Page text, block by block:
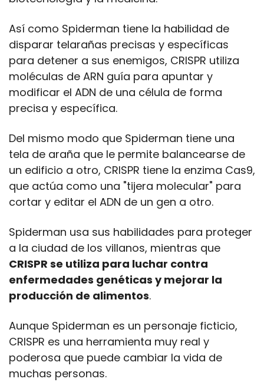
Así como Spiderman tiene la habilidad de
disparar telarañas precisas y específicas
para detener a sus enemigos, CRISPR utiliza
moléculas de ARN guía para apuntar y
modificar el ADN de una célula de forma
precisa y específica.
Del mismo modo que Spiderman tiene una
tela de araña que le permite balancearse de
un edificio a otro, CRISPR tiene la enzima Cas9,
que actúa como una "tijera molecular" para
cortar y editar el ADN de un gen a otro.
Spiderman usa sus habilidades para proteger
CRISPR se utiliza para luchar contra
enfermedades genéticas y mejorar la
producción de alimentos.
Aunque Spiderman es un personaje ficticio,
CRISPR es una herramienta muy real y
poderosa que puede cambiar la vida de
muchas personas.